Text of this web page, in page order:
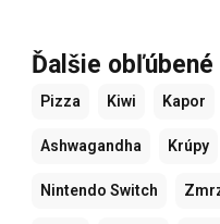
Ďalšie
Pizza Kiwi Kapor
Ashwagandha Krúpy
Nintendo Switch